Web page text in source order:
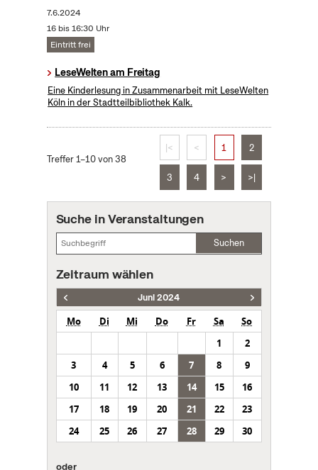
7.6.2024
16 bis 16:30 Uhr
Eintritt frei
LeseWelten am Freitag
Eine Kinderlesung in Zusammenarbeit mit LeseWelten
Köln in der Stadtteilbibliothek Kalk.
Treffer 1–10 von 38
|< < 1 2
3 4 > >|
Suche in Veranstaltungen
Suchen
Zeitraum wählen
Juni 2024
Mo Di Mi Do Fr Sa
So
1
2
3
4 5 6 7 8
9
10
11 12 13 14 15
16
17
18 19 20 21 22
23
24
25 26 27 28 29 30
oder